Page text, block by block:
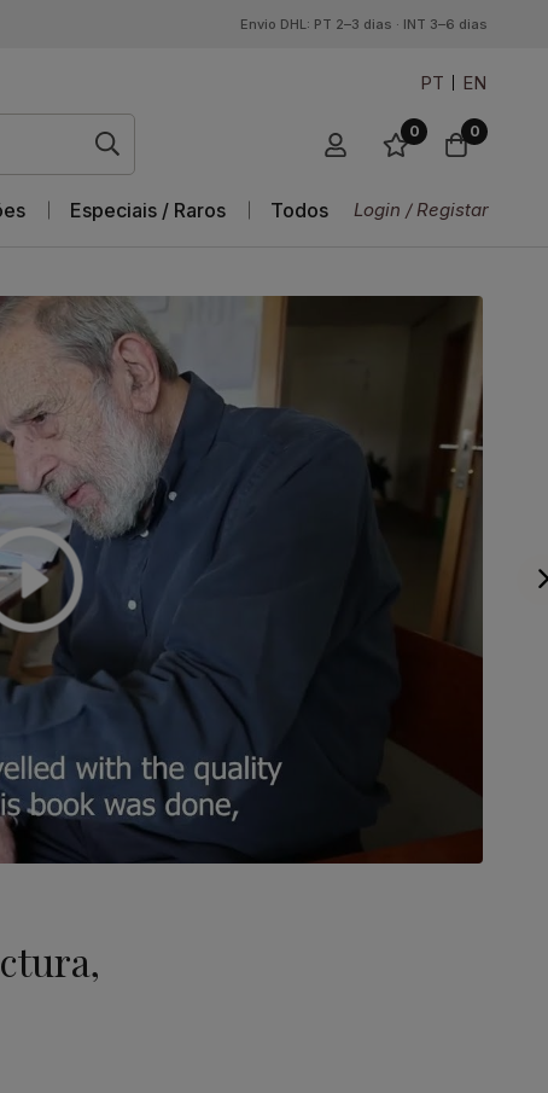
Envio DHL: PT 2–3 dias · INT 3–6 dias
PT EN
0 0
Especiais / Raros Todos Login / Registar